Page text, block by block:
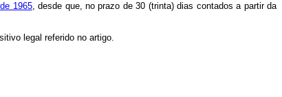
1965, desde que, no prazo de 30 (trinta) dias contados a partir da
legal referido no artigo.